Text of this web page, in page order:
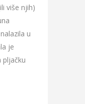
više njih)
u
je
pljačku